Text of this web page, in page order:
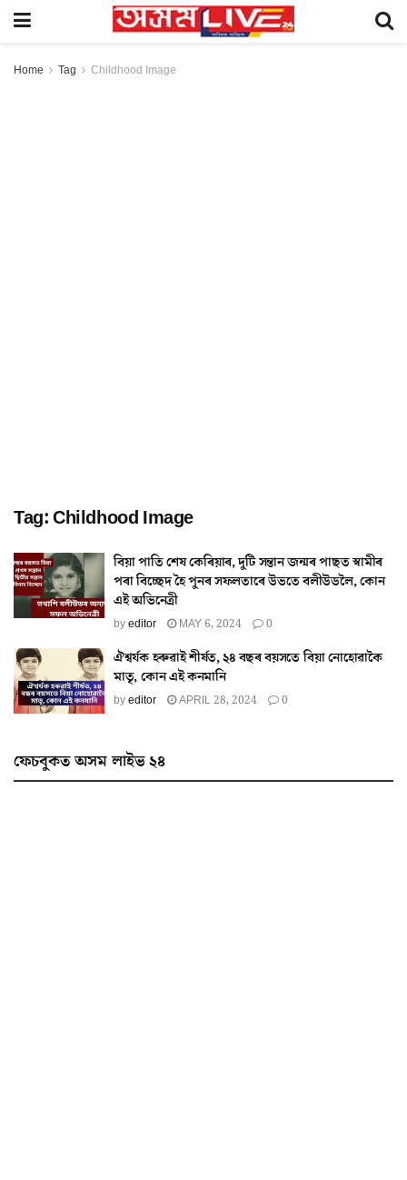
Home Tag Childhood Image
Tag:Childhood Image
বিয়া পাতি শেষ কেৰিয়াৰ, দুটি সন্তান জন্মৰ পাছত স্বামীৰ
পৰা বিচ্ছেদ হৈ পুনৰ সফলতাৰে উভতে বলীউডলৈ, কোন
এই অভিনেত্ৰী
byeditor MAY 6, 2024 0
ঐশ্বৰ্যক হৰুৱাই শীৰ্ষত, ২৪ বছৰ বয়সতে বিয়া নোহোৱাকৈ
মাতৃ, কোন এই কনমানি
byeditor APRIL 28, 2024 0
ফেচবুকত অসম লাইভ ২৪